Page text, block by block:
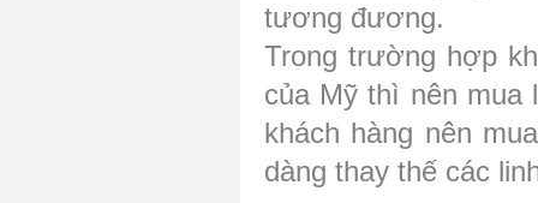
tương đương.
Trong trường hợp
của Mỹ thì nên mua
khách hàng nên
dàng thay thế các